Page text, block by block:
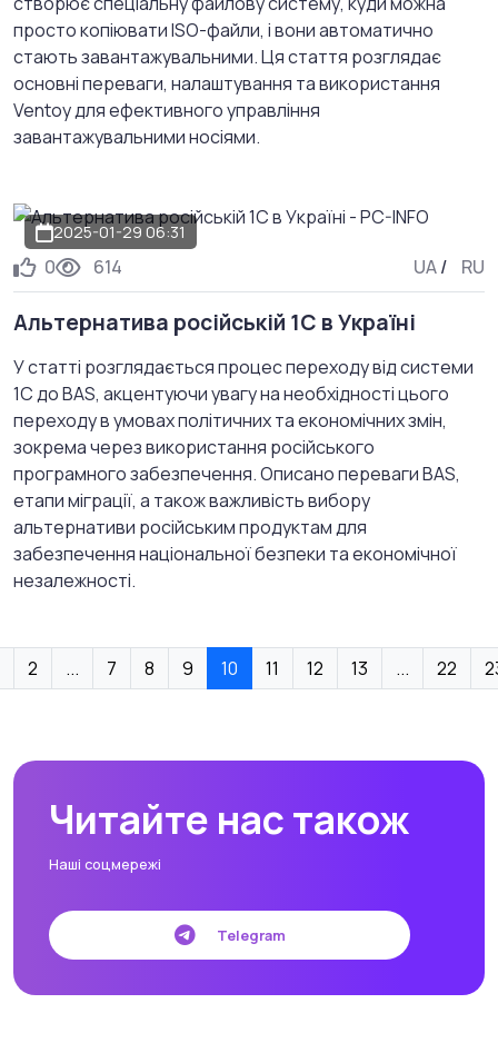
просто копіювати ISO-файли, і вони автоматично
стають завантажувальними. Ця стаття розглядає
основні переваги, налаштування та використання
Ventoy для ефективного управління
завантажувальними носіями.
2025-01-29 06:31
0 614 UA/ RU
Альтернатива російській 1С в Україні
У статті розглядається процес переходу від системи
1C до BAS, акцентуючи увагу на необхідності цього
переходу в умовах політичних та економічних змін,
зокрема через використання російського
програмного забезпечення. Описано переваги BAS,
етапи міграції, а також важливість вибору
альтернативи російським продуктам для
забезпечення національної безпеки та економічної
незалежності.
2 ... 7 8 9 10 11 12 13 ... 22
Читайте нас також
Наші соцмережі
Telegram